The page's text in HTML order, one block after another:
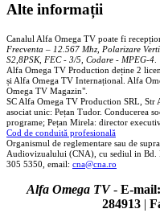
Alte informații
Canalul Alfa Omega TV poate fi
Frecventa – 12.567 Mhz, Polarizare
S2,8PSK, FEC - 3/5, Codare - MPEG-4
Alfa Omega TV Production deține 2
și Alfa Omega TV Internațional. Alfa
Omega TV Magazin".
SC Alfa Omega TV Production SRL, Str
asociat unic: Pețan Tudor. Conducerea
programe; Pețan Mirela: director
Cod de conduită profesională
Organismul de reglementare sau de
Audiovizualului (CNA), cu sediul in Bd.
305 5350, email: cna@cna.ro
Alfa Omega TV- E-mail:
284913|